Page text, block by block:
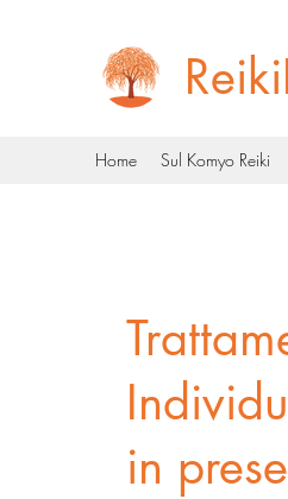
Home Sul Komyo Reiki
in